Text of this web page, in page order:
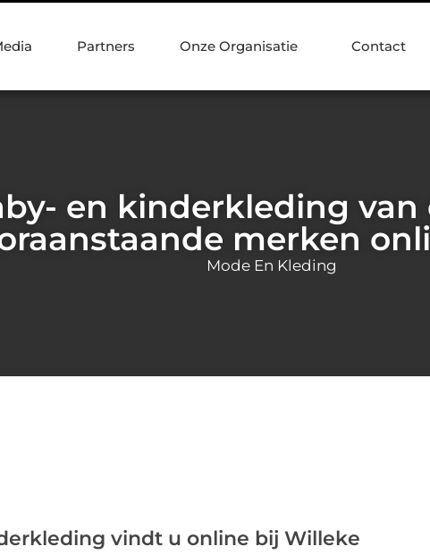
Partners Onze Organisatie Contact
en kinderkleding van
merken
Mode En Kleding
vindt u online bij Willeke